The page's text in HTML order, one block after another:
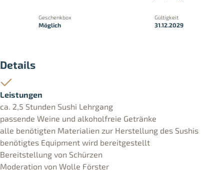
Geschenkbox
Möglich
Gültigkeit
31.12.2029
Details
Leistungen
ca. 2,5 Stunden Sushi Lehrgang
passende Weine und alkoholfreie Getränke
alle benötigten Materialien zur Herstellung des Sushis
benötigtes Equipment wird bereitgestellt
Bereitstellung von Schürzen
Moderation von Wolle Förster